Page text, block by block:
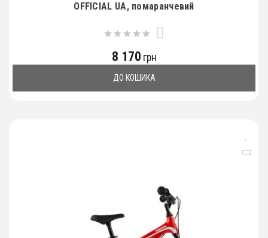
OFFICIAL UA, помаранчевий
8 170 грн
ДО КОШИКА